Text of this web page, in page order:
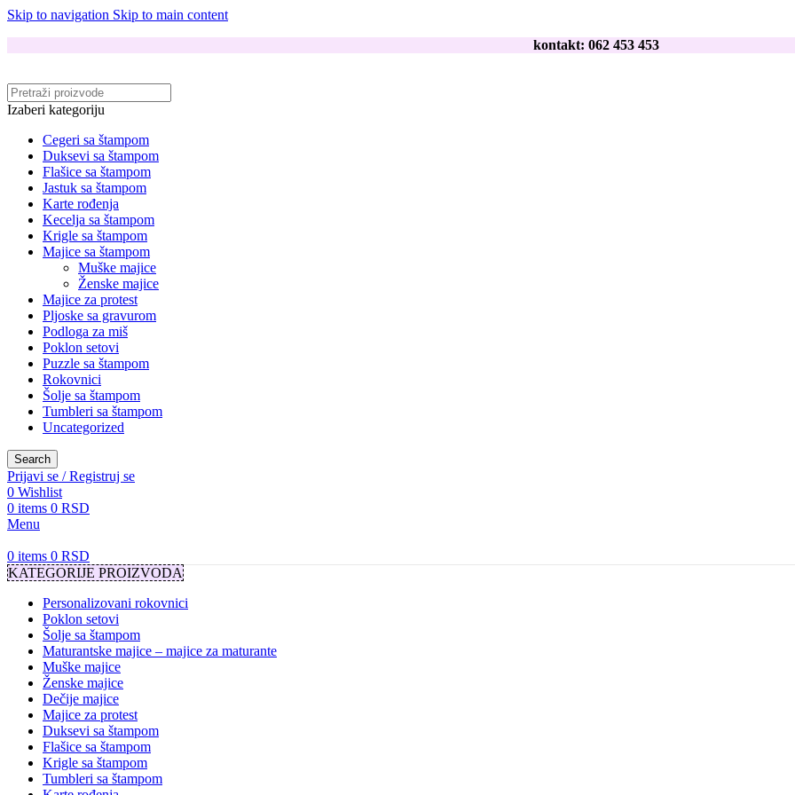
Skip to navigation Skip to main content
kontakt: 062 453 453
Izaberi kategoriju
Cegeri sa štampom
Duksevi sa štampom
Flašice sa štampom
Jastuk sa štampom
Karte rođenja
Kecelja sa štampom
Krigle sa štampom
Majice sa štampom
Muške majice
Ženske majice
Majice za protest
Pljoske sa gravurom
Podloga za miš
Poklon setovi
Puzzle sa štampom
Rokovnici
Šolje sa štampom
Tumbleri sa štampom
Uncategorized
Search
Prijavi se / Registruj se
0 Wishlist
0 items 0 RSD
Menu
0 items 0 RSD
KATEGORIJE PROIZVODA
Personalizovani rokovnici
Poklon setovi
Šolje sa štampom
Maturantske majice – majice za maturante
Muške majice
Ženske majice
Dečije majice
Majice za protest
Duksevi sa štampom
Flašice sa štampom
Krigle sa štampom
Tumbleri sa štampom